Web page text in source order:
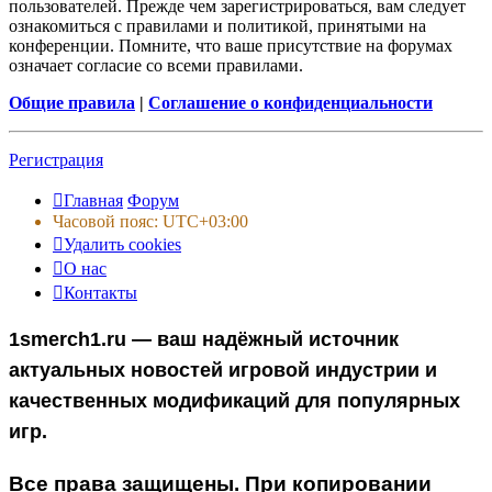
пользователей. Прежде чем зарегистрироваться, вам следует
ознакомиться с правилами и политикой, принятыми на
конференции. Помните, что ваше присутствие на форумах
означает согласие со всеми правилами.
Общие правила | Соглашение о конфиденциальности
Регистрация
Главная Форум
Часовой пояс: UTC+03:00
Удалить cookies
О нас
Контакты
1smerch1.ru — ваш надёжный источник
актуальных новостей игровой индустрии и
качественных модификаций для популярных
игр.
Все права защищены. При копировании